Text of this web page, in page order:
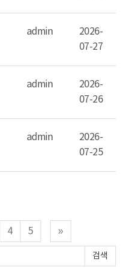
admin
2026-
07-27
admin
2026-
07-26
admin
2026-
07-25
4 5 »